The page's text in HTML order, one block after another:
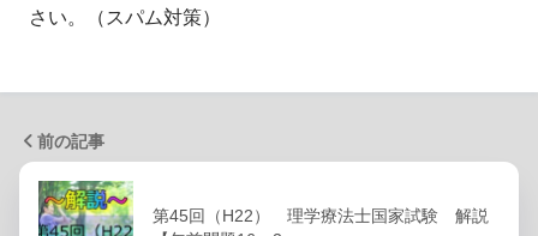
さい。（スパム対策）
前の記事
第45回（H22） 理学療法士国家試験 解説